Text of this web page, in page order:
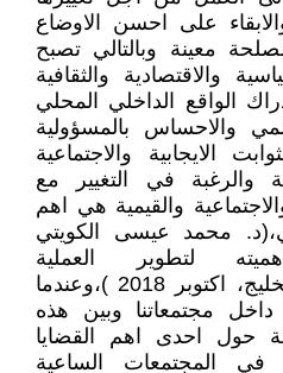
على احسن الاوضاع
معينة وبالتالي تصبح
والاقتصادية والثقافية
الواقع الداخلي المحلي
والاحساس بالمسؤولية
الايجابية والاجتماعية
والرغبة في التغيير مع
والقيمية هي اهم
محمد عيسى الكويتي
لتطوير العملية
الديمقراطية،جريدة اخبار الخليج، اكتوبر 2018 )،وعندما
مجتمعاتنا وبين هذه
حول احدى اهم القضايا
في المجتمعات الساعية